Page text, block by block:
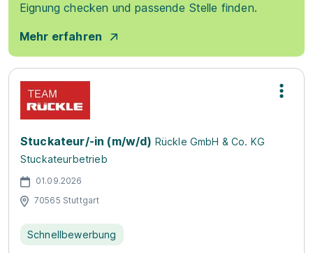
Eignung checken und passende Stelle finden.
Mehr erfahren
Stuckateur/-in (m/w/d) Rückle GmbH & Co. KG
Stuckateurbetrieb
01.09.2026
70565 Stuttgart
Schnellbewerbung